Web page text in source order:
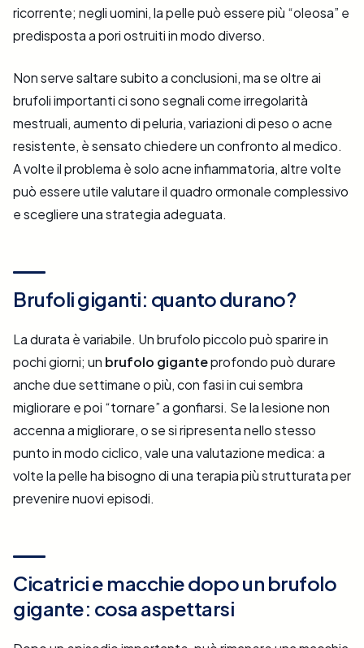
ricorrente; negli uomini, la pelle può essere più “oleosa” e
predisposta a pori ostruiti in modo diverso.
Non serve saltare subito a conclusioni, ma se oltre ai
brufoli importanti ci sono segnali come irregolarità
mestruali, aumento di peluria, variazioni di peso o acne
resistente, è sensato chiedere un confronto al medico.
A volte il problema è solo acne infiammatoria, altre volte
può essere utile valutare il quadro ormonale complessivo
e scegliere una strategia adeguata.
Brufoli giganti: quanto durano?
La durata è variabile. Un brufolo piccolo può sparire in
pochi giorni; un brufolo giganteprofondo può durare
anche due settimane o più, con fasi in cui sembra
migliorare e poi “tornare” a gonfiarsi. Se la lesione non
accenna a migliorare, o se si ripresenta nello stesso
punto in modo ciclico, vale una valutazione medica: a
volte la pelle ha bisogno di una terapia più strutturata per
prevenire nuovi episodi.
Cicatrici e macchie dopo un brufolo
gigante: cosa aspettarsi